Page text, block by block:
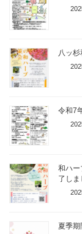
八ッ
令和7
和ハー
了しま
夏季期